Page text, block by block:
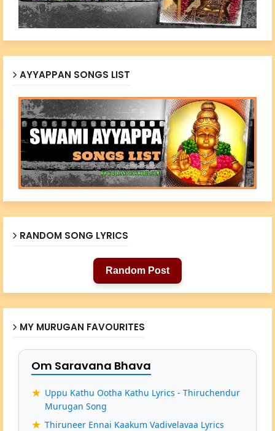
AYYAPPAN SONGS LIST
RANDOM SONG LYRICS
Random Post
MY MURUGAN FAVOURITES
Om Saravana Bhava
Uppu Kathu Ootha Kathu Lyrics - Thiruchendur
Murugan Song
Thiruneer Ennai Kaakum Vadivelavaa Lyrics